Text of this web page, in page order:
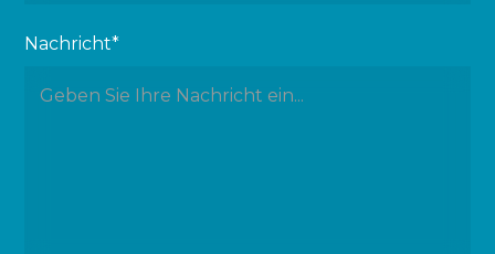
Nachricht*